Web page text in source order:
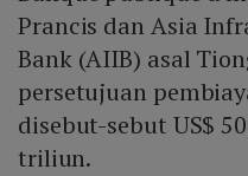
Prancis dan Asia
Bank (AIIB) asal
persetujuan
disebut-sebut US$
triliun.